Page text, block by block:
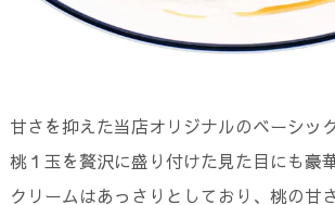
甘さを抑えた当店オリジナルのベーシッ
桃１玉を贅沢に盛り付けた見た目にも豪
クリームはあっさりとしており、桃の甘